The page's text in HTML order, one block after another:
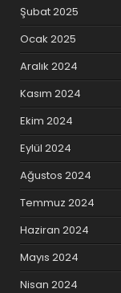
Şubat 2025
Ocak 2025
Aralık 2024
Kasım 2024
Ekim 2024
Eylül 2024
Ağustos 2024
Temmuz 2024
Haziran 2024
Mayıs 2024
Nisan 2024